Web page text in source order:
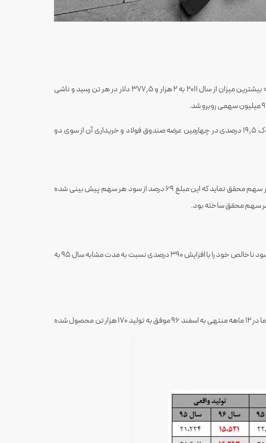
که دو روز پیش به بیشترین میزان از سال ۲۰۱۱ به ۲ هزار و ۳۷۷٫۵ دلار در هر تن رسید و ناشی
در این میان آخرین وضعیت مالی و عملیاتی “فایرا” و پیش بینی سود آینده (که ۱۵ اسفند سال گذشته شاهد معامله بلوک ۱۹٫۵ درصدی در چهارمین عرضه صندوق فولاد و خریداری آن از سوی دو
شرکت در صورت مالی ۹ ماهه منتهی به ۱۳۹۶/۰۹/۳۰ با سرمایه ۵,۱۹۷ هزار میلیارد ریالی، توانسته ۴۷ ریال سود به ازای هر سهم محقق نماید که این مبلغ ۶۹ درصد از سود هر سهم پیش بینی شده
رشد ۲۴ درصدی مبلغ فروش در مقابل افزایش ۱۱ درصدی بهای تمام شده موجب شده شرکت در نه ماهه منتهی به آذر ۹۶ سود ناخالص خود را با افزایش ۳۹۰ درصدی نسبت به مدت مشابه سال ۹۵ به
برای سال جاری پیش بینی کرده بود بتواند ۱۶۹ هزار تن از انواع شمش آلومینیوم را تولید کند اما در ۱۲ ماهه منتهی به اسفند ۹۶ موفق به تولید ۱۷۰ هزار تن محصول شده